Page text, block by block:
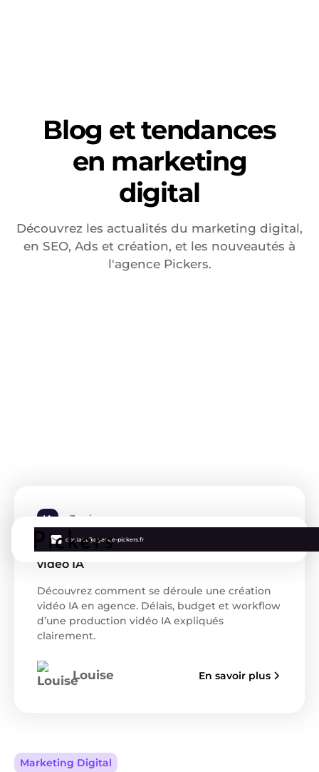
contact@agence-pickers.fr
Blog et tendances
en marketing
digital
Découvrez les actualités du marketing digital,
en SEO, Ads et création, et les nouveautés à
l'agence Pickers.
IA 3 min
Comment se déroule la conception d’une
vidéo IA
Découvrez comment se déroule une création
vidéo IA en agence. Délais, budget et workflow
d’une production vidéo IA expliqués
clairement.
Louise En savoir plus
Marketing Digital